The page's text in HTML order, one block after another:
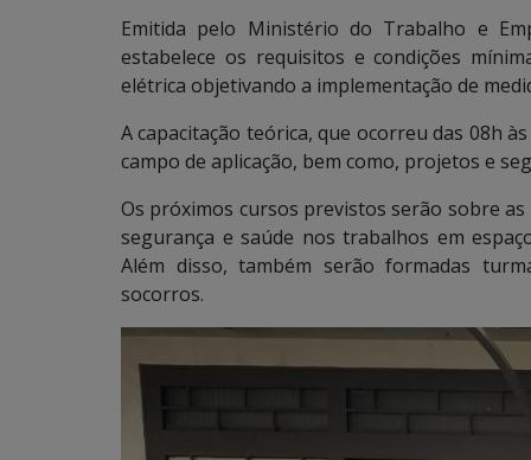
Emitida pelo Ministério do Trabalho e
estabelece os requisitos e condições
elétrica objetivando a implementação de
A capacitação teórica, que ocorreu das 08h
campo de aplicação, bem como, projetos e
Os próximos cursos previstos serão sobre
segurança e saúde nos trabalhos em
Além disso, também serão formadas
socorros.